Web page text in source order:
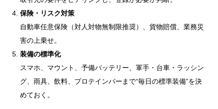
保険・リスク対策
自動車任意保険（対人対物無制限推奨）、貨物賠償、業務災
害の上乗せ。
装備の標準化
スマホ、マウント、予備バッテリー、軍手・台車・ラッシン
グ、雨具、飲料、プロテインバーまで“毎日の標準装備”を決
めておく。